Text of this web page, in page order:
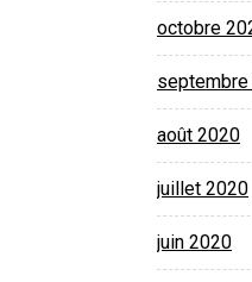
octobre
août 2020
juillet 2020
juin 2020